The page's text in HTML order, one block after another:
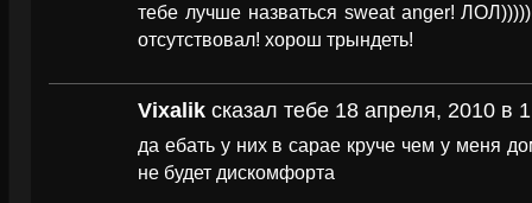
тебе лучше назваться sweat anger!
отсутствовал! хорош трындеть!
Vixalik сказал тебе 18 апреля, 2010 в
да ебать у них в сарае круче чем у меня
не будет дискомфорта